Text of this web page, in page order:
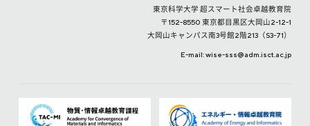
東京科学大学 超スマート社会卓越教育院
〒152-8550 東京都目黒区大岡山2-12-1
大岡山キャンパス南3号館2階213（S3-71）
E-mail: wise-sss adm.isct.ac.jp